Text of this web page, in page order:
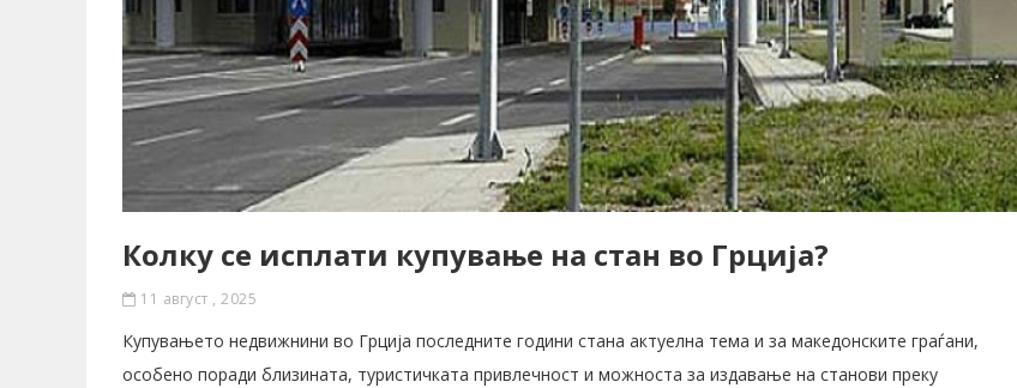
Колку се исплати купување на стан во Грција?
11 август , 2025
Купувањето недвижнини во Грција последните години стана актуелна тема и за македонските граѓани,
особено поради близината, туристичката привлечност и можноста за издавање на станови преку